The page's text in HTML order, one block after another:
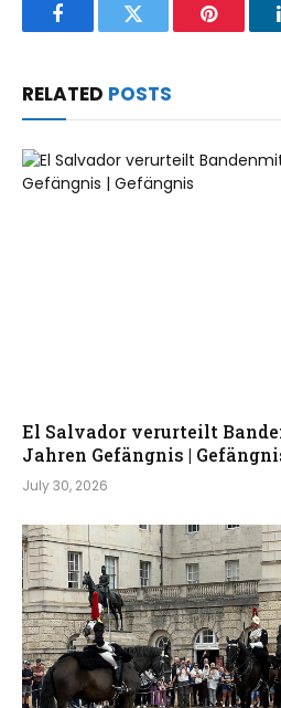
FacebookTwitter Pinterest
RELATED POSTS
El Salvador verurteilt
Jahren Gefängnis |
July 30, 2026